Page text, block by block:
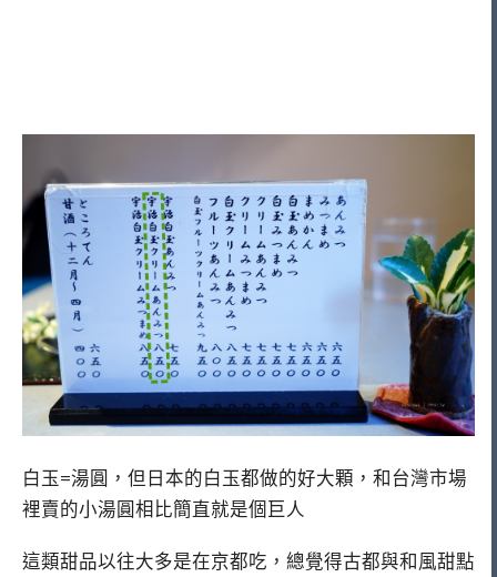
白玉=湯圓，但日本的白玉都做的好大顆，和台灣市場
裡賣的小湯圓相比簡直就是個巨人
這類甜品以往大多是在京都吃，總覺得古都與和風甜點